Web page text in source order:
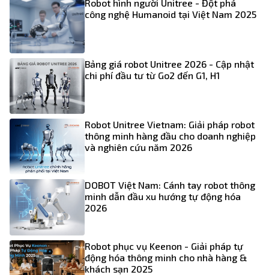
Robot hình người Unitree - Đột phá
công nghệ Humanoid tại Việt Nam 2025
Bảng giá robot Unitree 2026 - Cập nhật
chi phí đầu tư từ Go2 đến G1, H1
Robot Unitree Vietnam: Giải pháp robot
thông minh hàng đầu cho doanh nghiệp
và nghiên cứu năm 2026
DOBOT Việt Nam: Cánh tay robot thông
minh dẫn đầu xu hướng tự động hóa
2026
Robot phục vụ Keenon - Giải pháp tự
động hóa thông minh cho nhà hàng &
khách sạn 2025